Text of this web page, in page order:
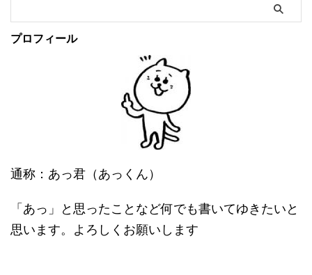
プロフィール
通称：あっ君（あっくん）
「あっ」と思ったことなど何でも書いてゆきたいと
思います。よろしくお願いします